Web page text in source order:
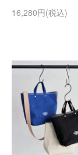
16,280円(税込)